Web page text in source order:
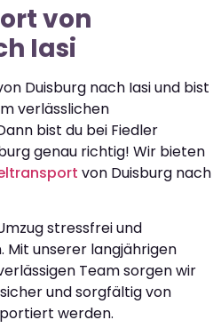
von
Iasi
Duisburg nach Iasi und bist
verlässlichen
bist du bei Fiedler
genau richtig! Wir bieten
von Duisburg nach
stressfrei und
Mit unserer langjährigen
Team sorgen wir
und sorgfältig von
werden.